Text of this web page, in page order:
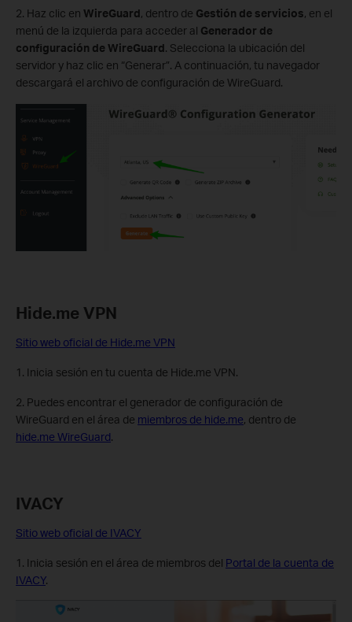
2. Haz clic en WireGuard, dentro de Gestión de servicios, en el
menú de la izquierda para acceder al Generador de
configuración de WireGuard. Selecciona la ubicación del
servidor y haz clic en “Generar”. A continuación, tu navegador
descargará el archivo de configuración de WireGuard.
Hide.me VPN
Sitio web oficial de Hide.me VPN
1. Inicia sesión en tu cuenta de Hide.me VPN.
2. Puedes encontrar el generador de configuración de
WireGuard en el área de miembros de hide.me, dentro de
hide.me WireGuard.
IVACY
Sitio web oficial de IVACY
1. Inicia sesión en el área de miembros del Portal de la cuenta de
IVACY.